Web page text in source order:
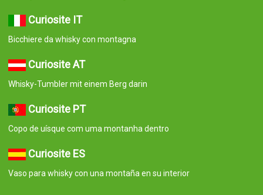
Curiosite IT
Bicchiere da whisky con montagna
Curiosite AT
Whisky-Tumbler mit einem Berg darin
Curiosite PT
Copo de uísque com uma montanha dentro
Curiosite ES
Vaso para whisky con una montaña en su interior